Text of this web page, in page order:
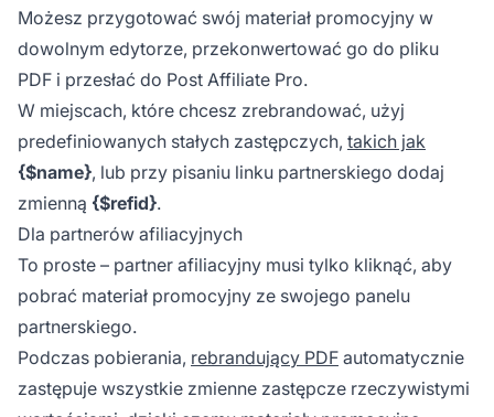
Możesz przygotować swój materiał promocyjny w
dowolnym edytorze, przekonwertować go do pliku
PDF i przesłać do Post Affiliate Pro.
W miejscach, które chcesz zrebrandować, użyj
predefiniowanych stałych zastępczych, takich jak
{$name}, lub przy pisaniu linku partnerskiego dodaj
zmienną {$refid}.
Dla partnerów afiliacyjnych
To proste – partner afiliacyjny musi tylko kliknąć, aby
pobrać materiał promocyjny ze swojego panelu
partnerskiego.
Podczas pobierania, rebrandujący PDF automatycznie
zastępuje wszystkie zmienne zastępcze rzeczywistymi